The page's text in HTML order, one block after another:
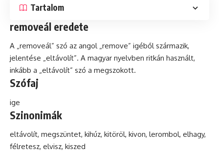
Tartalom
removeál eredete
A „removeál” szó az angol „remove” igéből származik,
jelentése „eltávolít”. A magyar nyelvben ritkán használt,
inkább a „eltávolít” szó a megszokott.
Szófaj
ige
Szinonimák
eltávolít, megszüntet, kihúz, kitöröl, kivon, lerombol, elhagy,
félretesz, elvisz, kiszed